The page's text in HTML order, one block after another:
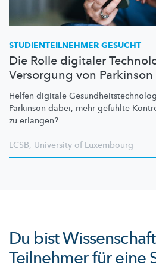
STUDIENTEILNEHMER GESUCHT
Die Rolle digitaler
Versorgung von Parkinson
Helfen digitale
Parkinson dabei, mehr gefühlte
zu erlangen?
LCSB, University of Luxembourg
Du bist
Teilnehmer für eine